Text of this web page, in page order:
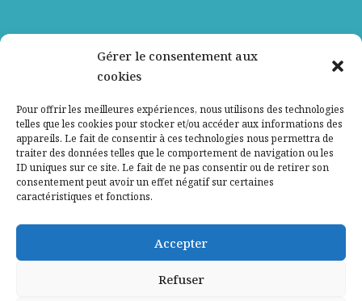
Gérer le consentement aux
cookies
Pour offrir les meilleures expériences, nous utilisons des technologies
telles que les cookies pour stocker et/ou accéder aux informations des
appareils. Le fait de consentir à ces technologies nous permettra de
traiter des données telles que le comportement de navigation ou les
ID uniques sur ce site. Le fait de ne pas consentir ou de retirer son
consentement peut avoir un effet négatif sur certaines
caractéristiques et fonctions.
Accepter
Refuser
Contactez-nous
Mentions légales